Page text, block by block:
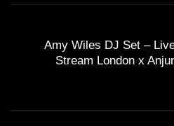
Dub Techno ||
Amy Wiles DJ Set –
Stream London x